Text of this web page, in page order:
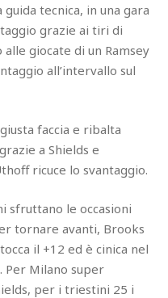
tecnica, in una gara
grazie ai tiri di
giocate di un Ramsey
all’intervallo sul
faccia e ribalta
a Shields e
ricuce lo svantaggio.
sfruttano le occasioni
tornare avanti, Brooks
il +12 ed è cinica nel
Per Milano super
per i triestini 25 i